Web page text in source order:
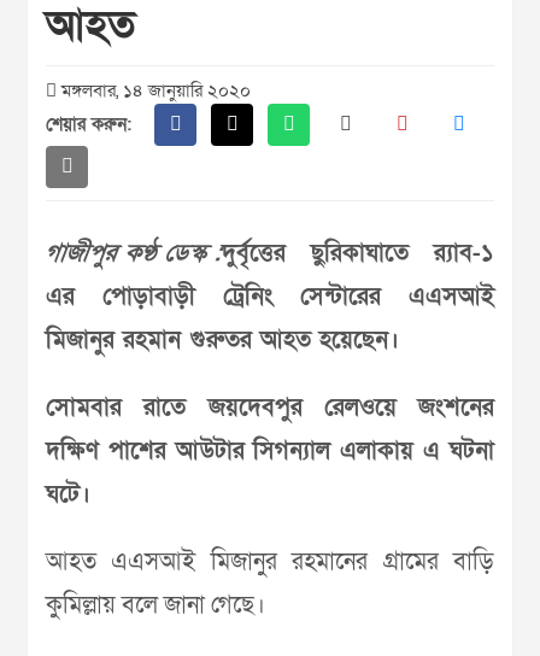
আহত
মঙ্গলবার, ১৪ জানুয়ারি ২০২০
শেয়ার করুন:
গাজীপুর কণ্ঠ ডেস্ক :দুর্বৃত্তের ছুরিকাঘাতে র‌্যাব-১
এর পোড়াবাড়ী ট্রেনিং সেন্টারের এএসআই
মিজানুর রহমান গুরুতর আহত হয়েছেন।
সোমবার রাতে জয়দেবপুর রেলওয়ে জংশনের
দক্ষিণ পাশের আউটার সিগন্যাল এলাকায় এ ঘটনা
ঘটে।
আহত এএসআই মিজানুর রহমানের গ্রামের বাড়ি
কুমিল্লায় বলে জানা গেছে।